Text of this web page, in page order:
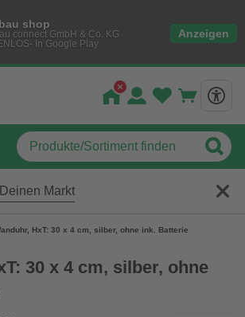
shop
connect GmbH & Co. KG
In Google Play
Anzeigen
Markt
HxT: 30 x 4 cm, silber, ohne ink. Batterie
30 x 4 cm, silber, ohne